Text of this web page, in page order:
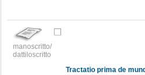
manoscritto/
dattiloscritto
Tractatio prima de